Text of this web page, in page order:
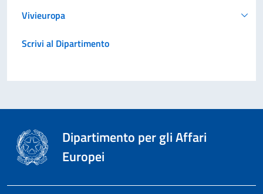
Vivieuropa
Scrivi al Dipartimento
Dipartimento per gli Affari
Europei